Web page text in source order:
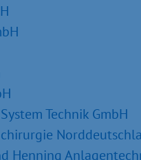
Technik GmbH
Henning